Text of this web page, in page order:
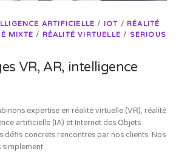
ARTIFICIELLE / IOT / RÉALITÉ
MIXTE / RÉALITÉ VIRTUELLE / SERIOUS
VR, AR, intelligence
expertise en réalité virtuelle (VR), réalité
artificielle (IA) et Internet des Objets
défis concrets rencontrés par nos clients. Nos
simplement …